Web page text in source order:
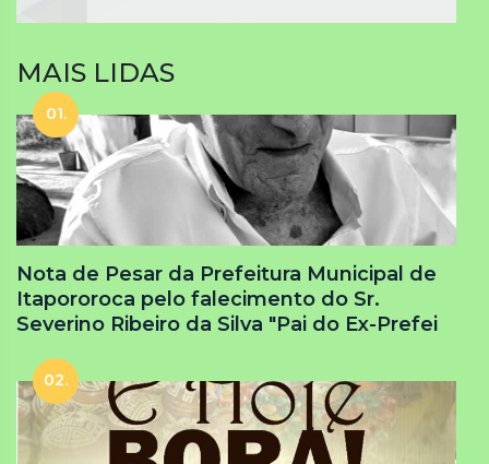
MAIS LIDAS
01.
Nota de Pesar da Prefeitura Municipal de
Itapororoca pelo falecimento do Sr.
Severino Ribeiro da Silva "Pai do Ex-Prefei
02.